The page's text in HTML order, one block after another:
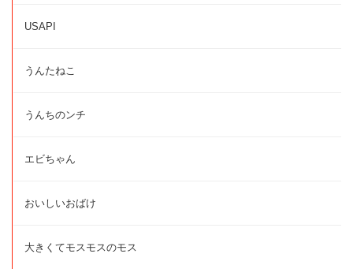
USAPI
うんたねこ
うんちのンチ
エビちゃん
おいしいおばけ
大きくてモスモスのモス